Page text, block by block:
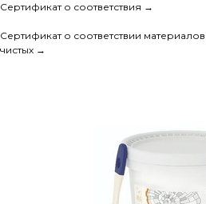
Сертификат о соответствия →
Сертификат о соответствии
чистых →